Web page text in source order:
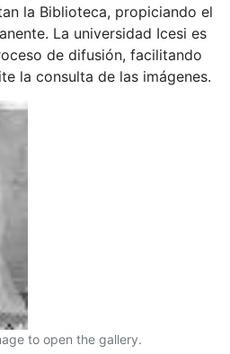
la Biblioteca, propiciando el
La universidad Icesi es
de difusión, facilitando
la consulta de las imágenes.
to open the gallery.